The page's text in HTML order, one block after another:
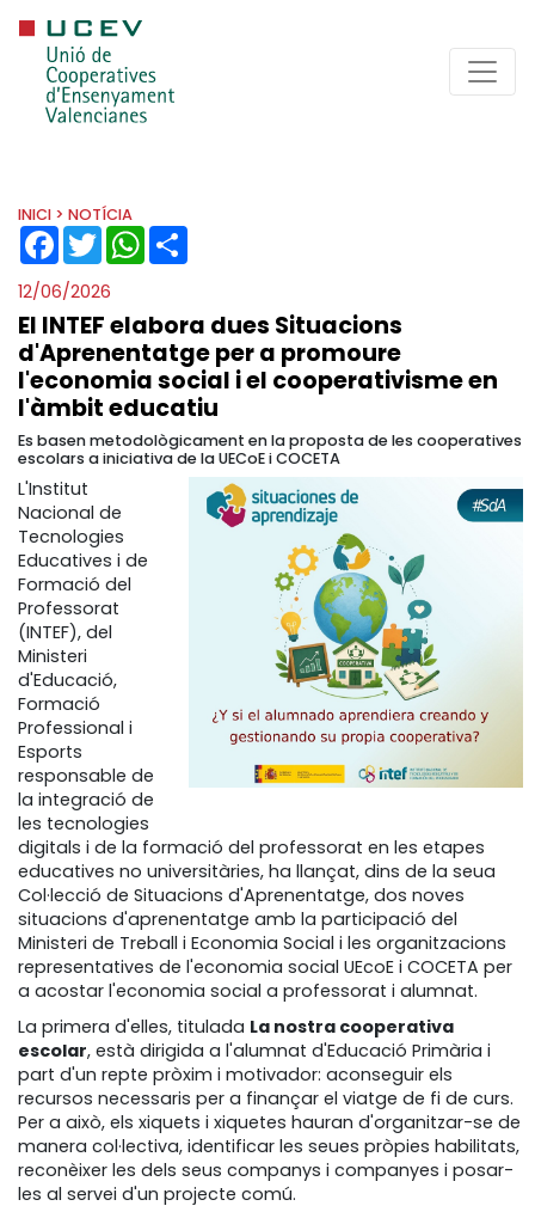
INICI > NOTÍCIA
FACEBOOK
TWITTERWHATSAPP
12/06/2026
El INTEF elabora dues Situacions
d'Aprenentatge per a promoure
l'economia social i el cooperativisme en
l'àmbit educatiu
Es basen metodològicament en la proposta de les cooperatives
escolars a iniciativa de la UECoE i COCETA
L'Institut
Nacional de
Tecnologies
Educatives i de
Formació del
Professorat
(INTEF), del
Ministeri
d'Educació,
Formació
Professional i
Esports
responsable de
la integració de
les tecnologies
digitals i de la formació del professorat en les etapes
educatives no universitàries, ha llançat, dins de la seua
Col·lecció de Situacions d'Aprenentatge, dos noves
situacions d'aprenentatge amb la participació del
Ministeri de Treball i Economia Social i les organitzacions
representatives de l'economia social UEcoE i COCETA per
a acostar l'economia social a professorat i alumnat.
La primera d'elles, titulada La nostra cooperativa
escolar, està dirigida a l'alumnat d'Educació Primària i
part d'un repte pròxim i motivador: aconseguir els
recursos necessaris per a finançar el viatge de fi de curs.
Per a això, els xiquets i xiquetes hauran d'organitzar-se de
manera col·lectiva, identificar les seues pròpies habilitats,
reconèixer les dels seus companys i companyes i posar-
les al servei d'un projecte comú.